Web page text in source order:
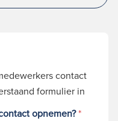
contact
formulier in
opnemen?*